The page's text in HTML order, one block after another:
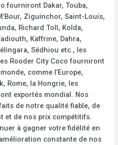
fourniront Dakar, Touba,
Ziguinchor, Saint-Louis,
Richard Toll, Kolda,
Kaffrine, Dahra,
Sédhiou etc., les
Rooder City Coco fourniront
comme l’Europe,
Rome, la Hongrie, les
exportés mondial. Nos
de notre qualité fiable, de
et de nos prix compétitifs.
à gagner votre fidélité en
constante de nos